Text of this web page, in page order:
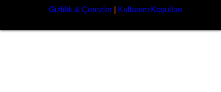
Gizlilik & Çerezler
Kullanım Koşulları